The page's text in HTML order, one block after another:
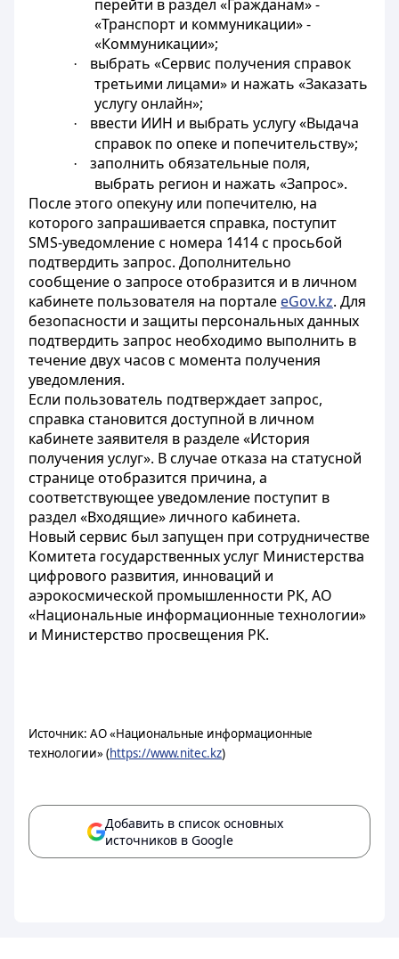
перейти в раздел «Гражданам» -
«Транспорт и коммуникации» -
«Коммуникации»;
·
выбрать «Сервис получения справок
третьими лицами» и нажать «Заказать
услугу онлайн»;
·
ввести ИИН и выбрать услугу «Выдача
справок по опеке и попечительству»;
·
заполнить обязательные поля,
выбрать регион и нажать «Запрос».
После этого опекуну или попечителю, на
которого запрашивается справка, поступит
SMS-уведомление с номера 1414 с просьбой
подтвердить запрос. Дополнительно
сообщение о запросе отобразится и в личном
кабинете пользователя на портале eGov.kz. Для
безопасности и защиты персональных данных
подтвердить запрос необходимо выполнить в
течение двух часов с момента получения
уведомления.
Если пользователь подтверждает запрос,
справка становится доступной в личном
кабинете заявителя в разделе «История
получения услуг». В случае отказа на статусной
странице отобразится причина, а
соответствующее уведомление поступит в
раздел «Входящие» личного кабинета.
Новый сервис был запущен при сотрудничестве
Комитета государственных услуг Министерства
цифрового развития, инноваций и
аэрокосмической промышленности РК, АО
«Национальные информационные технологии»
и Министерство просвещения РК.
Источник: АО «Национальные информационные
технологии» (https://www.nitec.kz)
Добавить в список основных
источников в Google